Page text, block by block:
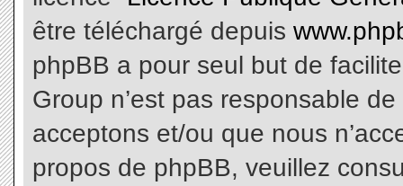
être téléchargé depuis
phpBB a pour seul but de
Group n’est pas responsable
acceptons et/ou que nous
propos de phpBB, veuillez